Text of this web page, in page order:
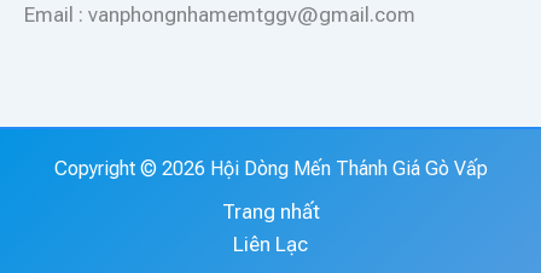
Email : vanphongnhamemtggv@gmail.com
Copyright © 2026 Hội Dòng Mến Thánh Giá Gò Vấp
Trang nhất
Liên Lạc